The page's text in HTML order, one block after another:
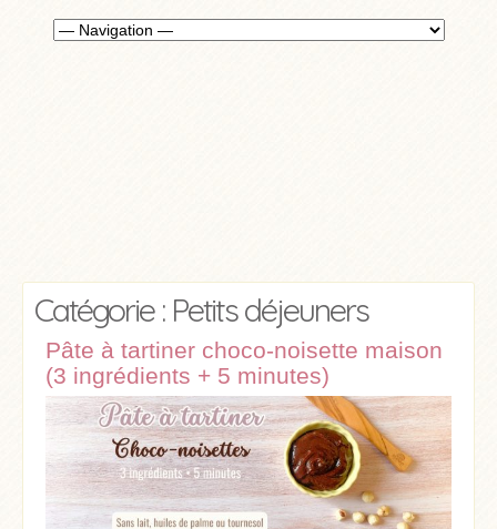
Catégorie : Petits déjeuners
Pâte à tartiner choco-noisette maison
(3 ingrédients + 5 minutes)